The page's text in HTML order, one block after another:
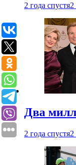
2 года спустя2
Два
2 года спустя2